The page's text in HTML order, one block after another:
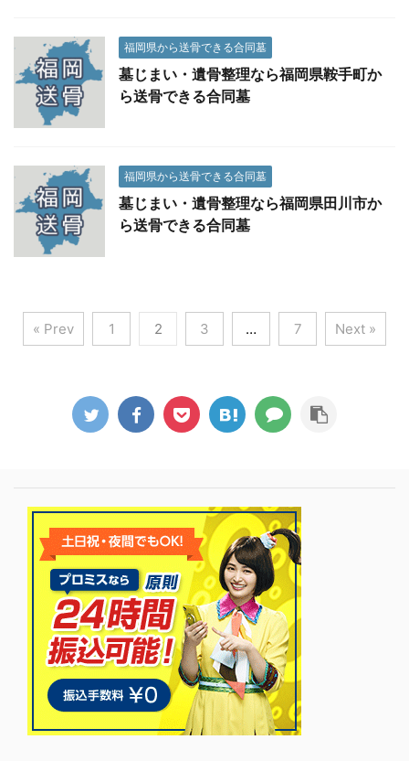
福岡県から送骨できる合同墓
墓じまい・遺骨整理なら福岡県鞍手町か
ら送骨できる合同墓
福岡県から送骨できる合同墓
墓じまい・遺骨整理なら福岡県田川市か
ら送骨できる合同墓
« Prev 1 2 3 … 7 Next »